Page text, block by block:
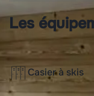
Les
Casier à skis